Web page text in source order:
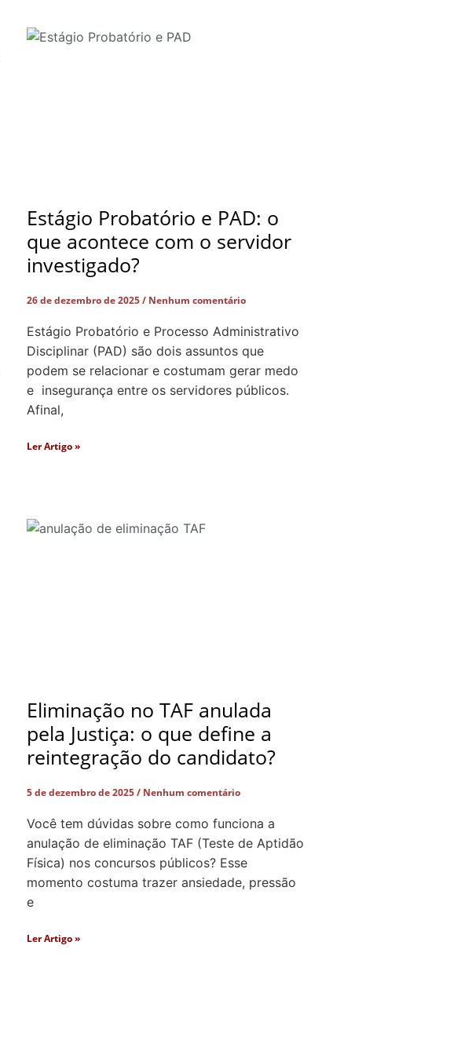
Estágio Probatório e PAD: o
que acontece com o servidor
investigado?
26 de dezembro de 2025 Nenhum comentário
Estágio Probatório e Processo Administrativo
Disciplinar (PAD) são dois assuntos que
podem se relacionar e costumam gerar medo
e insegurança entre os servidores públicos.
Afinal,
Ler Artigo »
Eliminação no TAF anulada
pela Justiça: o que define a
reintegração do candidato?
5 de dezembro de 2025 Nenhum comentário
Você tem dúvidas sobre como funciona a
anulação de eliminação TAF (Teste de Aptidão
Física) nos concursos públicos? Esse
momento costuma trazer ansiedade, pressão
e
Ler Artigo »